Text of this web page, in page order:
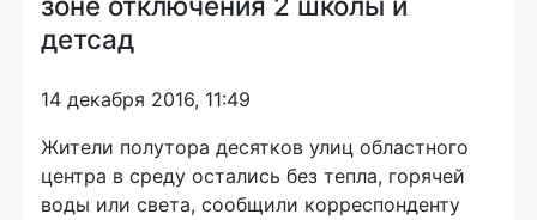
детсад
14 декабря 2016, 11:49
Жители полутора десятков улиц областного
центра в среду остались без тепла, горячей
воды или света, сообщили корреспонденту